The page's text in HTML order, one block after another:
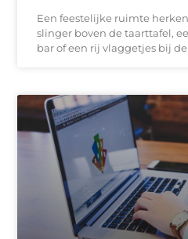
Een feestelijke ruimte
slinger boven de taarttafel,
bar of een rij vlaggetjes bij